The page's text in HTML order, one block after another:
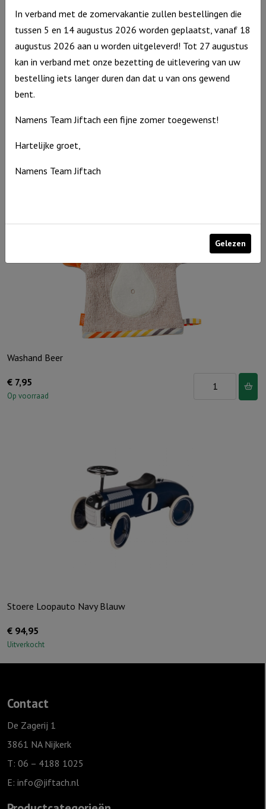
Uitverkocht
Washand Beer
€ 7,95
Op voorraad
Stoere Loopauto Navy Blauw
€ 94,95
Uitverkocht
Contact
De Zagerij 1
3861 NA Nijkerk
T: 06 – 4188 1025
E: info@jiftach.nl
In verband met de zomervakantie zullen bestellingen die
tussen 5 en 14 augustus 2026 worden geplaatst, vanaf 18
augustus 2026 aan u worden uitgeleverd! Tot 27 augustus
kan in verband met onze bezetting de uitlevering van uw
bestelling iets langer duren dan dat u van ons gewend
bent.
Namens Team Jiftach een fijne zomer toegewenst!
Hartelijke groet,
Namens Team Jiftach
Gelezen